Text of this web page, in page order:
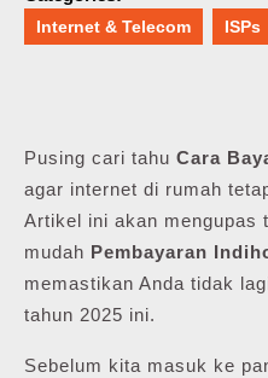
Internet & Telecom ISPs
Pusing cari tahu Cara
agar internet di rumah
Artikel ini akan mengupas
mudah Pembayaran
memastikan Anda tidak
tahun 2025 ini.
Sebelum kita masuk ke